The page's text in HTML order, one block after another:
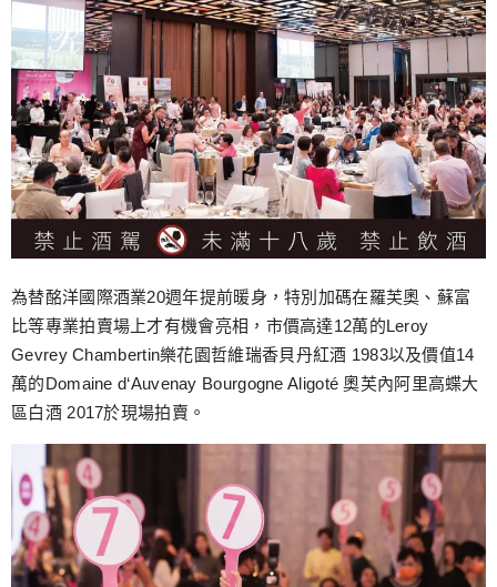
為替酩洋國際酒業20週年提前暖身，特別加碼在羅芙奧、蘇富
比等專業拍賣場上才有機會亮相，市價高達12萬的Leroy
Gevrey Chambertin樂花園哲維瑞香貝丹紅酒 1983以及價值14
萬的Domaine d‘Auvenay Bourgogne Aligoté 奧芙內阿里高蝶大
區白酒 2017於現場拍賣。